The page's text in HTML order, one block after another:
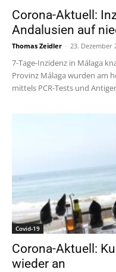
Corona-Aktuell:
Andalusien auf
Thomas Zeidler - 23. Dezember
7-Tage-Inzidenz in Málaga
Provinz Málaga wurden am
mittels PCR-Tests und
Covid-19
Corona-Aktuell:
wieder an